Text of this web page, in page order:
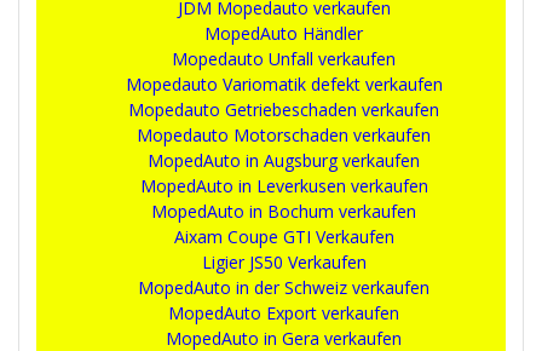
JDM Mopedauto verkaufen
MopedAuto Händler
Mopedauto Unfall verkaufen
Mopedauto Variomatik defekt verkaufen
Mopedauto Getriebeschaden verkaufen
Mopedauto Motorschaden verkaufen
MopedAuto in Augsburg verkaufen
MopedAuto in Leverkusen verkaufen
MopedAuto in Bochum verkaufen
Aixam Coupe GTI Verkaufen
Ligier JS50 Verkaufen
MopedAuto in der Schweiz verkaufen
MopedAuto Export verkaufen
MopedAuto in Gera verkaufen